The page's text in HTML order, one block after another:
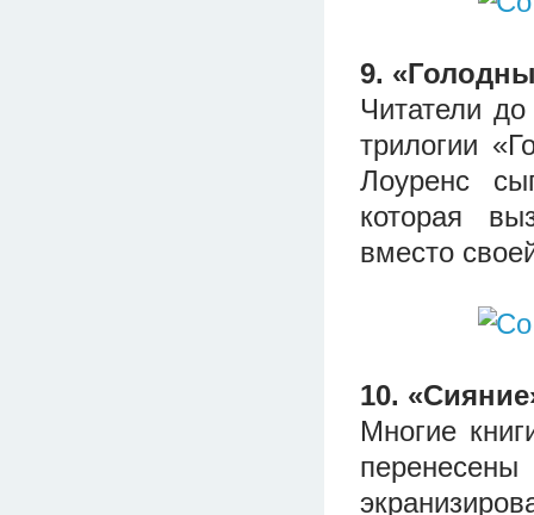
9.
Читатели до
трилогии
Лоуренс
которая
вместо
10.
Многие